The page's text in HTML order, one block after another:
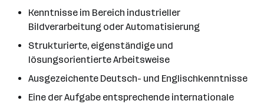
Kenntnisse im Bereich industrieller
Bildverarbeitung oder Automatisierung
Strukturierte, eigenständige und
lösungsorientierte Arbeitsweise
Ausgezeichente Deutsch- und Englischkenntnisse
Eine der Aufgabe entsprechende internationale